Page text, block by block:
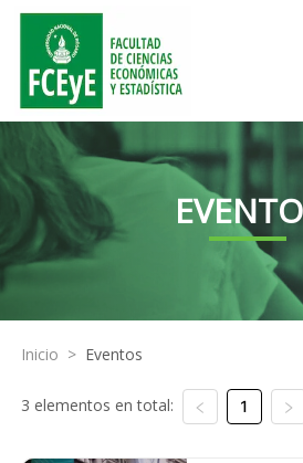
Inicio > Eventos
3 elementos en total: 1